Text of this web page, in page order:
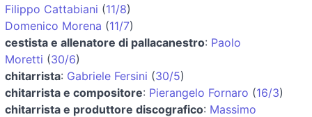
Filippo Cattabiani (11/8)
Domenico Morena (11/7)
cestista e allenatore di pallacanestro: Paolo
Moretti (30/6)
chitarrista: Gabriele Fersini (30/5)
chitarrista e compositore: Pierangelo Fornaro (16/3)
chitarrista e produttore discografico: Massimo